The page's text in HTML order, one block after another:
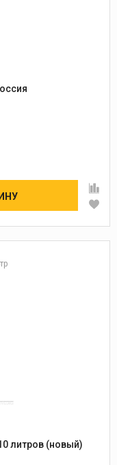
5л (новый) Россия
литров (новый)